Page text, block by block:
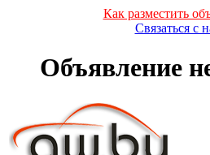
Как разместить
Связаться с
Объявление